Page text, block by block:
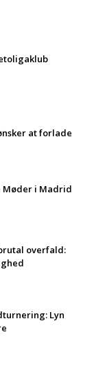
at forlade
Møder i Madrid
overfald:
Lyn